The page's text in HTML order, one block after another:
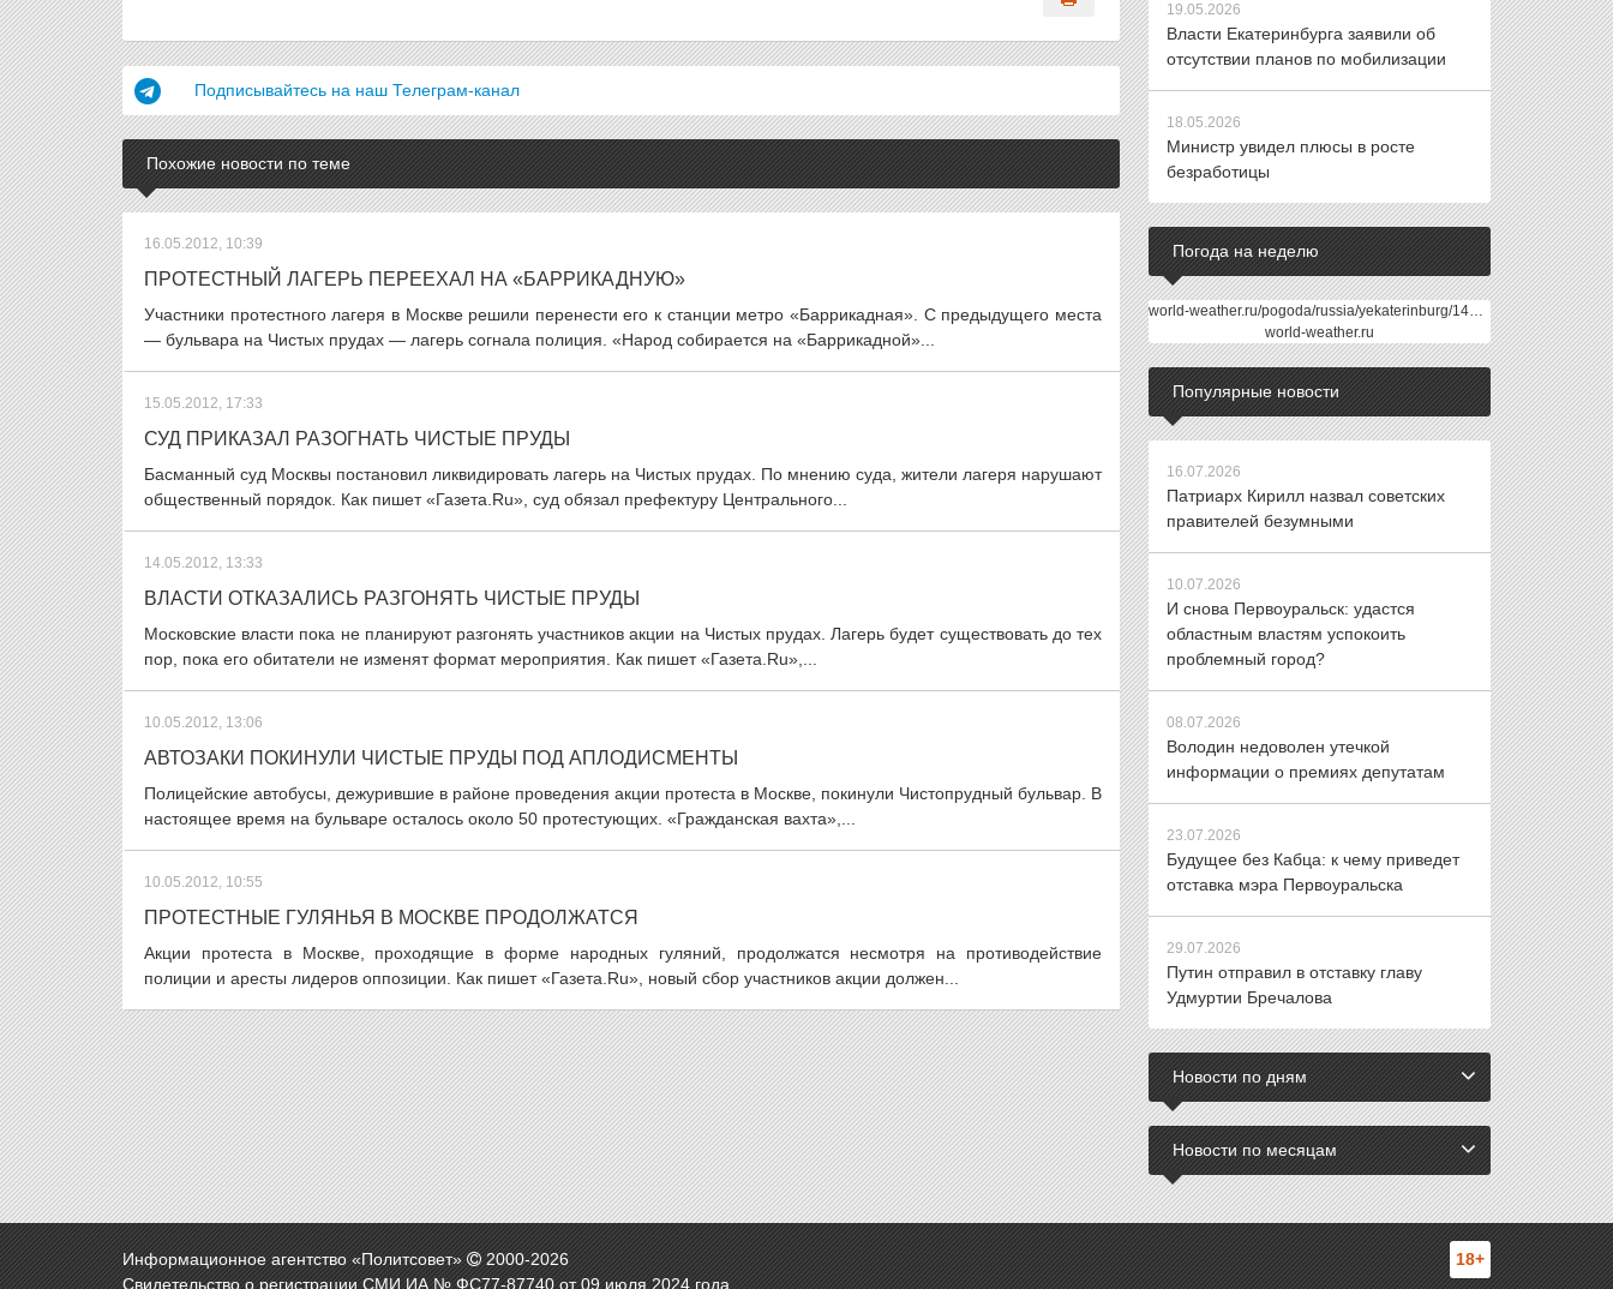
Подписывайтесь на наш Телеграм-канал
Похожие новости по теме
16.05.2012, 10:39
ПРОТЕСТНЫЙ ЛАГЕРЬ ПЕРЕЕХАЛ НА «БАРРИКАДНУЮ»
Участники протестного лагеря в Москве решили перенести его к станции метро «Баррикадная». С предыдущего места
— бульвара на Чистых прудах — лагерь согнала полиция. «Народ собирается на «Баррикадной»...
15.05.2012, 17:33
СУД ПРИКАЗАЛ РАЗОГНАТЬ ЧИСТЫЕ ПРУДЫ
Басманный суд Москвы постановил ликвидировать лагерь на Чистых прудах. По мнению суда, жители лагеря нарушают
общественный порядок. Как пишет «Газета.Ru», суд обязал префектуру Центрального...
14.05.2012, 13:33
ВЛАСТИ ОТКАЗАЛИСЬ РАЗГОНЯТЬ ЧИСТЫЕ ПРУДЫ
Московские власти пока не планируют разгонять участников акции на Чистых прудах. Лагерь будет существовать до тех
пор, пока его обитатели не изменят формат мероприятия. Как пишет «Газета.Ru»,...
10.05.2012, 13:06
АВТОЗАКИ ПОКИНУЛИ ЧИСТЫЕ ПРУДЫ ПОД АПЛОДИСМЕНТЫ
Полицейские автобусы, дежурившие в районе проведения акции протеста в Москве, покинули Чистопрудный бульвар. В
настоящее время на бульваре осталось около 50 протестующих. «Гражданская вахта»,...
10.05.2012, 10:55
ПРОТЕСТНЫЕ ГУЛЯНЬЯ В МОСКВЕ ПРОДОЛЖАТСЯ
Акции протеста в Москве, проходящие в форме народных гуляний, продолжатся несмотря на противодействие
полиции и аресты лидеров оппозиции. Как пишет «Газета.Ru», новый сбор участников акции должен...
19.05.2026
Власти Екатеринбурга заявили об
отсутствии планов по мобилизации
18.05.2026
Министр увидел плюсы в росте
безработицы
Погода на неделю
world-weather.ru/pogoda/russia/yekaterinburg/14days/
world-weather.ru
Популярные новости
16.07.2026
Патриарх Кирилл назвал советских
правителей безумными
10.07.2026
И снова Первоуральск: удастся
областным властям успокоить
проблемный город?
08.07.2026
Володин недоволен утечкой
информации о премиях депутатам
23.07.2026
Будущее без Кабца: к чему приведет
отставка мэра Первоуральска
29.07.2026
Путин отправил в отставку главу
Удмуртии Бречалова
Новости по дням
Новости по месяцам
Информационное агентство «Политсовет» 2000-2026
Свидетельство о регистрации СМИ ИА № ФС77-87740 от 09 июля 2024 года.
18+